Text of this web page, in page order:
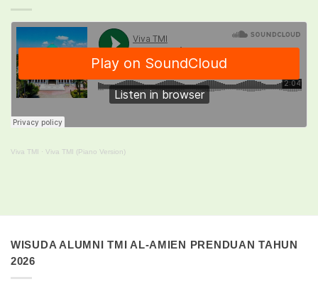
Viva TMI · Viva TMI (Piano Version)
WISUDA ALUMNI TMI AL-AMIEN PRENDUAN TAHUN
2026